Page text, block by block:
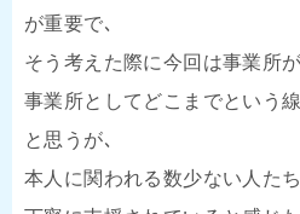
が重要で､
そう考えた際に今回は事業所
事業所としてどこまでという
と思うが､
本人に関われる数少ない人た